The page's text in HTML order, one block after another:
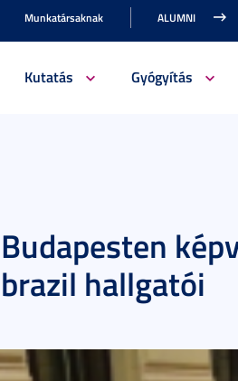
Munkatársaknak ALUMNI
Kutatás Gyógyítás
Budapesten
brazil hallgatói